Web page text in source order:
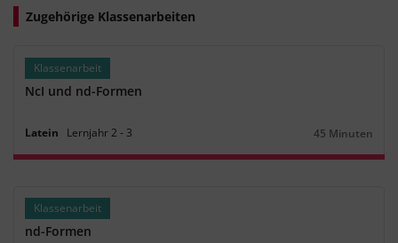
Zugehörige Klassenarbeiten
Klassenarbeit
NcI und nd-Formen
Latein Lernjahr2 ‐ 3
Dauer:
45 Minuten
Klassenarbeit
nd-Formen